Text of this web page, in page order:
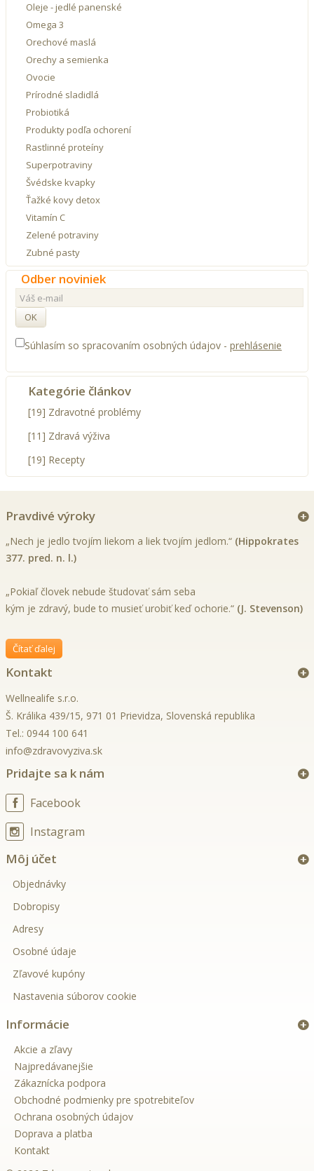
Oleje - jedlé panenské
Omega 3
Orechové maslá
Orechy a semienka
Ovocie
Prírodné sladidlá
Probiotiká
Produkty podľa ochorení
Rastlinné proteíny
Superpotraviny
Švédske kvapky
Ťažké kovy detox
Vitamín C
Zelené potraviny
Zubné pasty
Odber noviniek
OK
Súhlasím so spracovaním osobných údajov - prehlásenie
Kategórie článkov
[19] Zdravotné problémy
[11] Zdravá výživa
[19] Recepty
Pravdivé výroky
„Nech je jedlo tvojím liekom a liek tvojím jedlom.“ (Hippokrates
377. pred. n. l.)
„Pokiaľ človek nebude študovať sám seba
kým je zdravý, bude to musieť urobiť keď ochorie.“ (J. Stevenson)
Čítať ďalej
Kontakt
Wellnealife s.r.o.
Š. Králika 439/15, 971 01 Prievidza, Slovenská republika
Tel.: 0944 100 641
info@zdravovyziva.sk
Pridajte sa k nám
Facebook
Instagram
Môj účet
Objednávky
Dobropisy
Adresy
Osobné údaje
Zľavové kupóny
Nastavenia súborov cookie
Informácie
Akcie a zľavy
Najpredávanejšie
Zákaznícka podpora
Obchodné podmienky pre spotrebiteľov
Ochrana osobných údajov
Doprava a platba
Kontakt